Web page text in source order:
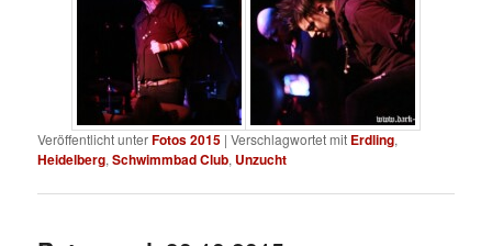
Veröffentlicht unterFotos 2015 |Verschlagwortet mit Erdling,
Heidelberg,Schwimmbad Club, Unzucht